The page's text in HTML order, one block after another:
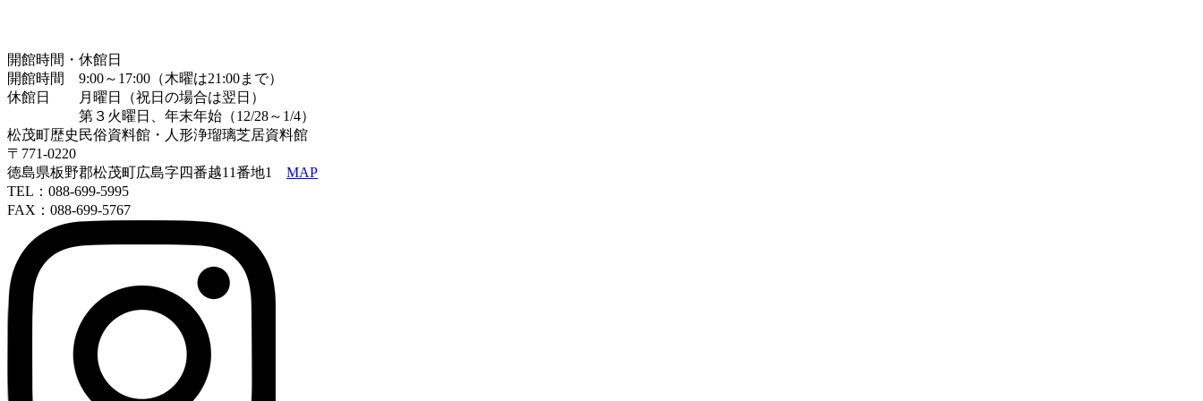
開館時間・休館日
開館時間 9:00～17:00（木曜は21:00まで）
休館日 月曜日（祝日の場合は翌日）
第３火曜日、年末年始（12/28～1/4）
松茂町歴史民俗資料館・人形浄瑠璃芝居資料館
〒771-0220
徳島県板野郡松茂町広島字四番越11番地1 MAP
TEL：088-699-5995
FAX：088-699-5767